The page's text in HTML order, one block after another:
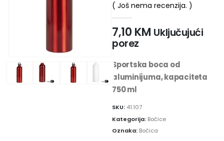
0 out of 5
( Još nema recenzija. )
7,10 KM Uključujući
porez
Sportska boca od
aluminijuma, kapaciteta
750 ml
SKU: 41.107
Kategorija: Bočice
Oznaka: Bočica